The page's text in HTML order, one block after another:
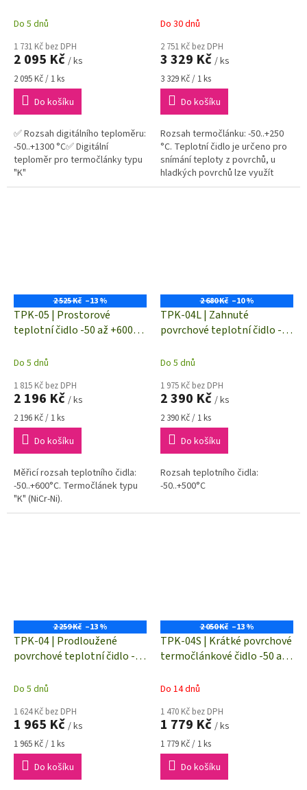
Do 5 dnů
1 731 Kč bez DPH
2 095 Kč / ks
Měrná
cena:
2 095 Kč / 1 ks
Do košíku
✅ Rozsah digitálního teploměru:
-50..+1300 °C✅ Digitální
teploměr pro termočlánky typu
"K"
Do 30 dnů
2 751 Kč bez DPH
3 329 Kč / ks
Měrná
cena:
3 329 Kč / 1 ks
Do košíku
Rozsah termočlánku: -50..+250
°C. Teplotní čidlo je určeno pro
snímání teploty z povrchů, u
hladkých povrchů lze využít
možnost snímání teploty i při
2 525 Kč –13 %
TPK-05 | Prostorové
teplotní čidlo -50 až +600°C
Do 5 dnů
1 815 Kč bez DPH
2 196 Kč / ks
Měrná
cena:
2 196 Kč / 1 ks
Do košíku
Měřicí rozsah teplotního čidla:
-50..+600°C. Termočlánek typu
"K" (NiCr-Ni).
2 680 Kč –10 %
TPK-04L | Zahnuté
povrchové teplotní čidlo -50
(NiCr-Ni)
Do 5 dnů
1 975 Kč bez DPH
2 390 Kč / ks
Měrná
cena:
2 390 Kč / 1 ks
Do košíku
Rozsah teplotního čidla:
-50..+500°C
2 259 Kč –13 %
TPK-04 | Prodloužené
povrchové teplotní čidlo -50
(NiCr-Ni)
Do 5 dnů
1 624 Kč bez DPH
1 965 Kč / ks
Měrná
cena:
1 965 Kč / 1 ks
Do košíku
2 050 Kč –13 %
TPK-04S | Krátké povrchové
termočlánkové čidlo -50 až
(NiCr-Ni)
Do 14 dnů
1 470 Kč bez DPH
1 779 Kč / ks
Měrná
cena:
1 779 Kč / 1 ks
Do košíku